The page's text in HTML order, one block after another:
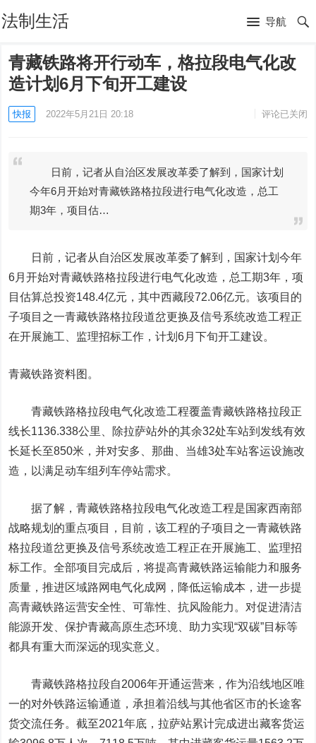
法制生活 导航
青藏铁路将开行动车，格拉段电气化改
造计划6月下旬开工建设
快报 2022年5月21日 20:18 评论已关闭
日前，记者从自治区发展改革委了解到，国家计划
今年6月开始对青藏铁路格拉段进行电气化改造，总工
期3年，项目估…
日前，记者从自治区发展改革委了解到，国家计划今年
6月开始对青藏铁路格拉段进行电气化改造，总工期3年，项
目估算总投资148.4亿元，其中西藏段72.06亿元。该项目的
子项目之一青藏铁路格拉段道岔更换及信号系统改造工程正
在开展施工、监理招标工作，计划6月下旬开工建设。
青藏铁路资料图。
青藏铁路格拉段电气化改造工程覆盖青藏铁路格拉段正
线长1136.338公里、除拉萨站外的其余32处车站到发线有效
长延长至850米，并对安多、那曲、当雄3处车站客运设施改
造，以满足动车组列车停站需求。
据了解，青藏铁路格拉段电气化改造工程是国家西南部
战略规划的重点项目，目前，该工程的子项目之一青藏铁路
格拉段道岔更换及信号系统改造工程正在开展施工、监理招
标工作。全部项目完成后，将提高青藏铁路运输能力和服务
质量，推进区域路网电气化成网，降低运输成本，进一步提
高青藏铁路运营安全性、可靠性、抗风险能力。对促进清洁
能源开发、保护青藏高原生态环境、助力实现“双碳”目标等
都具有重大而深远的现实意义。
青藏铁路格拉段自2006年开通运营来，作为沿线地区唯
一的对外铁路运输通道，承担着沿线与其他省区市的长途客
货交流任务。截至2021年底，拉萨站累计完成进出藏客货运